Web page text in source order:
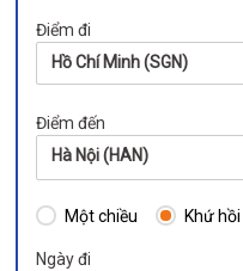
Điểm đi
Hồ Chí Minh (SGN)
Điểm đến
Hà Nội (HAN)
Một chiều Khứ hồi
Ngày đi